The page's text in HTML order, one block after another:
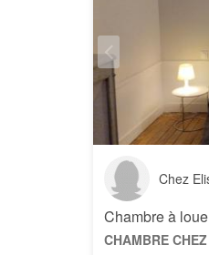
Chez
Chambre à
CHAMBRE